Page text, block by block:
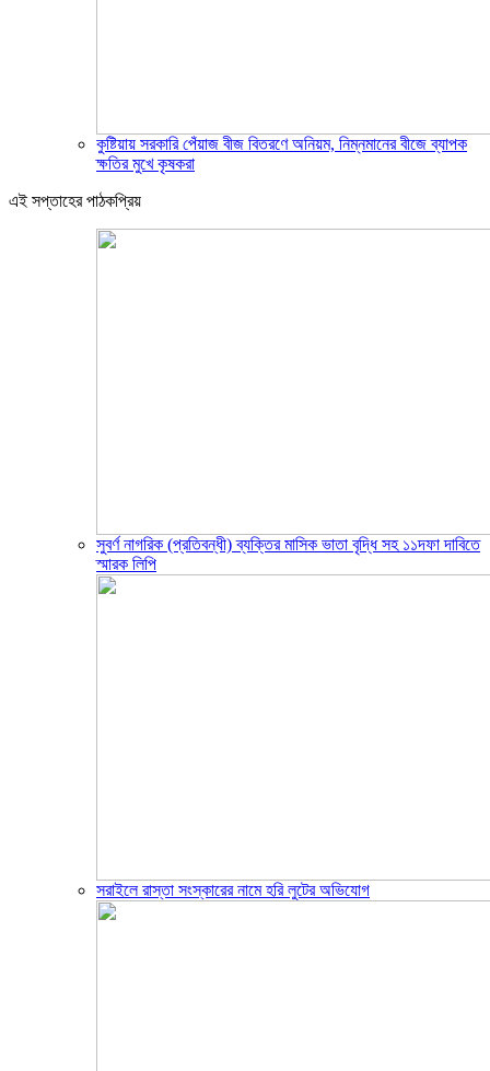
কুষ্টিয়ায় সরকারি পেঁয়াজ বীজ বিতরণে অনিয়ম, নিম্নমানের বীজে ব্যাপক
ক্ষতির মুখে কৃষকরা
এই সপ্তাহের পাঠকপ্রিয়
সুবর্ণ নাগরিক (প্রতিবন্ধী) ব্যক্তির মাসিক ভাতা বৃদ্ধি সহ ১১দফা দাবিতে
স্মারক লিপি
সরাইলে রাস্তা সংস্কারের নামে হরি লুটের অভিযোগ